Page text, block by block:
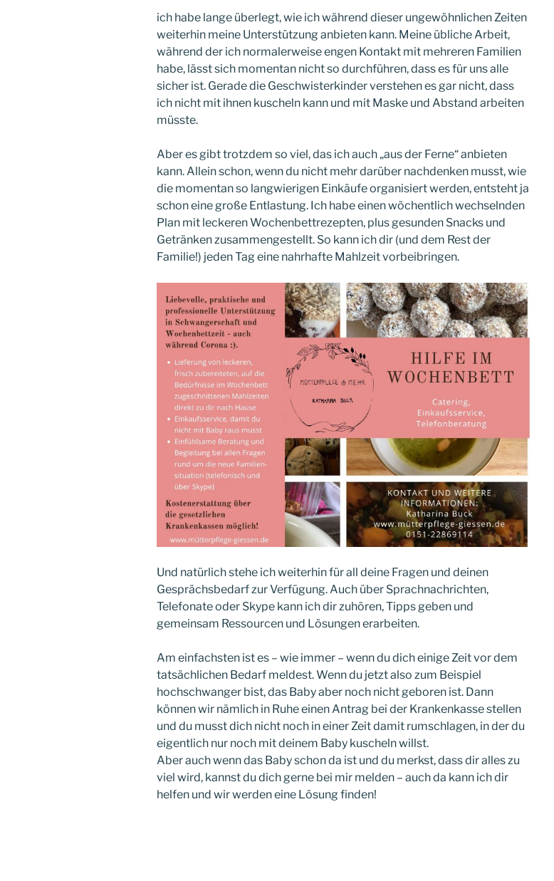
ich habe lange überlegt, wie ich während dieser ungewöhnlichen Zeiten
weiterhin meine Unterstützung anbieten kann. Meine übliche Arbeit,
während der ich normalerweise engen Kontakt mit mehreren Familien
habe, lässt sich momentan nicht so durchführen, dass es für uns alle
sicher ist. Gerade die Geschwisterkinder verstehen es gar nicht, dass
ich nicht mit ihnen kuscheln kann und mit Maske und Abstand arbeiten
müsste.
Aber es gibt trotzdem so viel, das ich auch „aus der Ferne“ anbieten
kann. Allein schon, wenn du nicht mehr darüber nachdenken musst, wie
die momentan so langwierigen Einkäufe organisiert werden, entsteht ja
schon eine große Entlastung. Ich habe einen wöchentlich wechselnden
Plan mit leckeren Wochenbettrezepten, plus gesunden Snacks und
Getränken zusammengestellt. So kann ich dir (und dem Rest der
Familie!) jeden Tag eine nahrhafte Mahlzeit vorbeibringen.
Und natürlich stehe ich weiterhin für all deine Fragen und deinen
Gesprächsbedarf zur Verfügung. Auch über Sprachnachrichten,
Telefonate oder Skype kann ich dir zuhören, Tipps geben und
gemeinsam Ressourcen und Lösungen erarbeiten.
Am einfachsten ist es – wie immer – wenn du dich einige Zeit vor dem
tatsächlichen Bedarf meldest. Wenn du jetzt also zum Beispiel
hochschwanger bist, das Baby aber noch nicht geboren ist. Dann
können wir nämlich in Ruhe einen Antrag bei der Krankenkasse stellen
und du musst dich nicht noch in einer Zeit damit rumschlagen, in der du
eigentlich nur noch mit deinem Baby kuscheln willst.
Aber auch wenn das Baby schon da ist und du merkst, dass dir alles zu
viel wird, kannst du dich gerne bei mir melden – auch da kann ich dir
helfen und wir werden eine Lösung finden!